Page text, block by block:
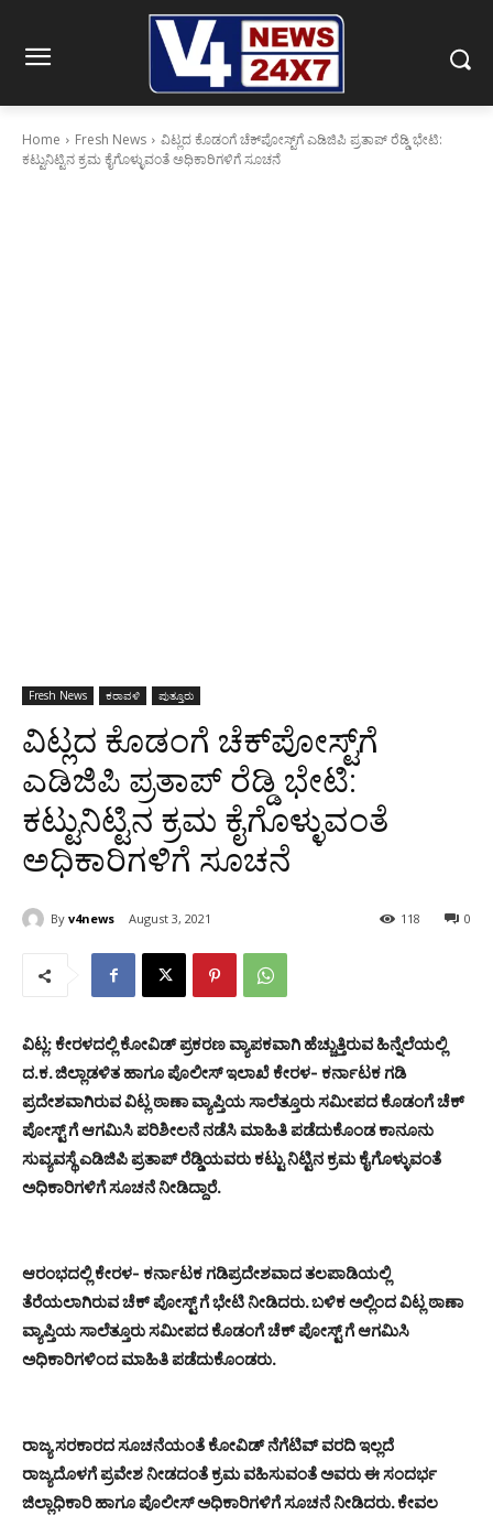
Home Fresh News
ವಿಟ್ಲದ ಕೊಡಂಗೆ ಚೆಕ್‌ಪೋಸ್ಟ್‌ಗೆ ಎಡಿಜಿಪಿ ಪ್ರತಾಪ್ ರೆಡ್ಡಿ ಭೇಟಿ:
ಕಟ್ಟುನಿಟ್ಟಿನ ಕ್ರಮ ಕೈಗೊಳ್ಳುವಂತೆ ಅಧಿಕಾರಿಗಳಿಗೆ ಸೂಚನೆ
Fresh News ಕರಾವಳಿ ಪುತ್ತೂರು
ವಿಟ್ಲದ ಕೊಡಂಗೆ ಚೆಕ್‌ಪೋಸ್ಟ್‌ಗೆ
ಎಡಿಜಿಪಿ ಪ್ರತಾಪ್ ರೆಡ್ಡಿ ಭೇಟಿ:
ಕಟ್ಟುನಿಟ್ಟಿನ ಕ್ರಮ ಕೈಗೊಳ್ಳುವಂತೆ
ಅಧಿಕಾರಿಗಳಿಗೆ ಸೂಚನೆ
By v4news August 3, 2021 0
118
ವಿಟ್ಲ: ಕೇರಳದಲ್ಲಿ ಕೋವಿಡ್ ಪ್ರಕರಣ ವ್ಯಾಪಕವಾಗಿ ಹೆಚ್ಚುತ್ತಿರುವ ಹಿನ್ನೆಲೆಯಲ್ಲಿ
ದ.ಕ. ಜಿಲ್ಲಾಡಳಿತ ಹಾಗೂ ಪೊಲೀಸ್ ಇಲಾಖೆ ಕೇರಳ- ಕರ್ನಾಟಕ ಗಡಿ
ಪ್ರದೇಶವಾಗಿರುವ ವಿಟ್ಲ ಠಾಣಾ ವ್ಯಾಪ್ತಿಯ ಸಾಲೆತ್ತೂರು ಸಮೀಪದ ಕೊಡಂಗೆ ಚೆಕ್
ಪೋಸ್ಟ್ ಗೆ ಆಗಮಿಸಿ ಪರಿಶೀಲನೆ ನಡೆಸಿ ಮಾಹಿತಿ ಪಡೆದುಕೊಂಡ ಕಾನೂನು
ಸುವ್ಯವಸ್ಥೆ ಎಡಿಜಿಪಿ ಪ್ರತಾಪ್ ರೆಡ್ಡಿಯವರು ಕಟ್ಟು ನಿಟ್ಟಿನ ಕ್ರಮ ಕೈಗೊಳ್ಳುವಂತೆ
ಅಧಿಕಾರಿಗಳಿಗೆ ಸೂಚನೆ ನೀಡಿದ್ದಾರೆ.
ಆರಂಭದಲ್ಲಿ ಕೇರಳ- ಕರ್ನಾಟಕ ಗಡಿಪ್ರದೇಶವಾದ ತಲಪಾಡಿಯಲ್ಲಿ
ತೆರೆಯಲಾಗಿರುವ ಚೆಕ್ ಪೋಸ್ಟ್ ಗೆ ಭೇಟಿ ನೀಡಿದರು. ಬಳಿಕ ಅಲ್ಲಿಂದ ವಿಟ್ಲ ಠಾಣಾ
ವ್ಯಾಪ್ತಿಯ ಸಾಲೆತ್ತೂರು ಸಮೀಪದ ಕೊಡಂಗೆ ಚೆಕ್ ಪೋಸ್ಟ್ ಗೆ ಆಗಮಿಸಿ
ಅಧಿಕಾರಿಗಳಿಂದ ಮಾಹಿತಿ ಪಡೆದುಕೊಂಡರು.
ರಾಜ್ಯ ಸರಕಾರದ ಸೂಚನೆಯಂತೆ ಕೋವಿಡ್ ನೆಗೆಟಿವ್ ವರದಿ ಇಲ್ಲದೆ
ರಾಜ್ಯದೊಳಗೆ ಪ್ರವೇಶ ನೀಡದಂತೆ ಕ್ರಮ ವಹಿಸುವಂತೆ ಅವರು ಈ ಸಂದರ್ಭ
ಜಿಲ್ಲಾಧಿಕಾರಿ ಹಾಗೂ ಪೊಲೀಸ್ ಅಧಿಕಾರಿಗಳಿಗೆ ಸೂಚನೆ ನೀಡಿದರು. ಕೇವಲ